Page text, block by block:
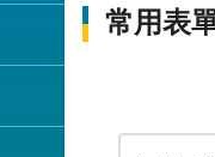
常用表